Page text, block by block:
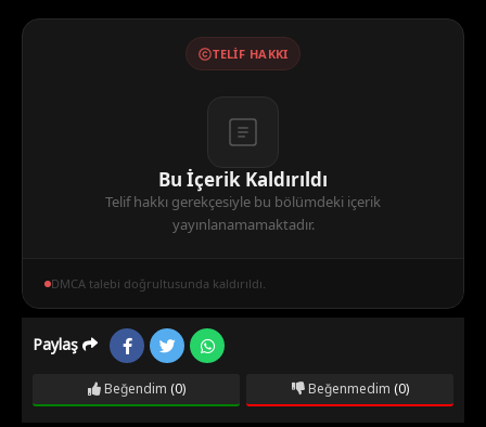
TELIF HAKKI
Bu İçerik Kaldırıldı
Telif hakkı gerekçesiyle bu bölümdeki içerik
yayınlanamamaktadır.
DMCA talebi doğrultusunda kaldırıldı.
Paylaş
Beğendim (0) Beğenmedim (0)